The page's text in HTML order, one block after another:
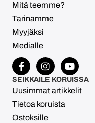
Mitä teemme?
Tarinamme
Myyjäksi
Medialle
SEIKKAILE KORUISSA
Uusimmat artikkelit
Tietoa koruista
Ostoksille